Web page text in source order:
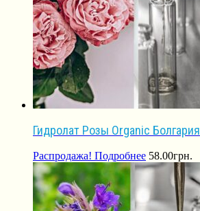
Гидролат Розы Organic Болгария
Распродажа! Подробнее 58.00грн.